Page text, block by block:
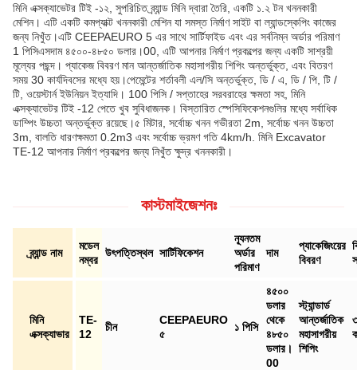
মিনি এক্সক্যাভেটর টিই -১২, সুপরিচিত ব্র্যান্ড মিনি দ্বারা তৈরি, একটি ১.২ টন খননকারী
মেশিন। এটি একটি কমপ্যাক্ট খননকারী মেশিন যা সমস্ত নির্মাণ সাইট বা ল্যান্ডস্কেপিং কাজের
জন্য নিখুঁত।এটি CEEPAEURO 5 এর সাথে সার্টিফাইড এবং এর সর্বনিম্ন অর্ডার পরিমাণ
1 পিসিএসদাম ৪৫০০-৪৮৫০ ডলার।00, এটি আপনার নির্মাণ প্রকল্পের জন্য একটি সাশ্রয়ী
মূল্যের পছন্দ। প্যাকেজ বিবরণ মান আন্তর্জাতিক মহাসাগরীয় শিপিং অন্তর্ভুক্ত, এবং বিতরণ
সময় 30 কার্যদিবসের মধ্যে হয়।পেমেন্টের শর্তাবলী এল/সি অন্তর্ভুক্ত, ডি / এ, ডি / পি, টি /
টি, ওয়েস্টার্ন ইউনিয়ন ইত্যাদি। 100 পিসি / সপ্তাহের সরবরাহের ক্ষমতা সহ, মিনি
এক্সক্যাভেটর টিই -12 পেতে খুব সুবিধাজনক। বিস্তারিত স্পেসিফিকেশনগুলির মধ্যে সর্বাধিক
ডাম্পিং উচ্চতা অন্তর্ভুক্ত রয়েছে।৫ মিটার, সর্বোচ্চ খনন গভীরতা 2m, সর্বোচ্চ খনন উচ্চতা
3m, বালতি ধারণক্ষমতা 0.2m3 এবং সর্বোচ্চ ভ্রমণ গতি 4km/h. মিনি Excavator
TE-12 আপনার নির্মাণ প্রকল্পের জন্য নিখুঁত ক্ষুদ্র খননকারী।
কাস্টমাইজেশনঃ
ব্র্যান্ড নাম
মডেল
নম্বর
উৎপত্তিস্থল সার্টিফিকেশন
ন্যূনতম
অর্ডার
পরিমাণ
দাম
প্যাকেজিংয়ের
বিবরণ
মিনি
এক্সক্যাভার
TE-
12
চীন
CEEPAEURO
৫
১ পিসি
৪৫০০
ডলার
থেকে
৪৮৫০
ডলার।
00
স্ট্যান্ডার্ড
আন্তর্জাতিক
মহাসাগরীয়
শিপিং